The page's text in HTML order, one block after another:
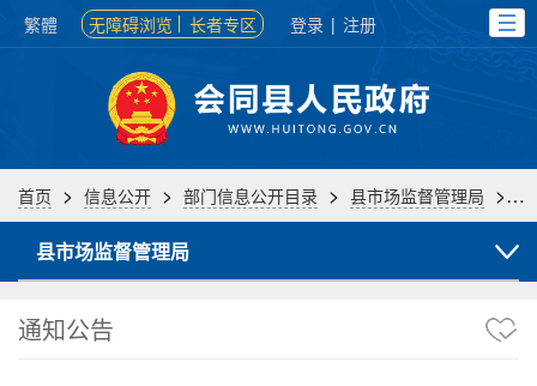
繁體 无障碍浏览 长者专区 登录 | 注册
首页 > 信息公开 > 部门信息公开目录 > 县市场监督管理局 >
县市场监督管理局
通知公告